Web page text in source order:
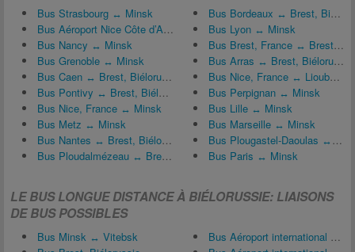
Bus Strasbourg ↔ Minsk
Bus Aéroport Nice Côte d’Azur (NCE) ↔ Minsk
Bus Nancy ↔ Minsk
Bus Grenoble ↔ Minsk
Bus Caen ↔ Brest, Biélorussie
Bus Pontivy ↔ Brest, Biélorussie
Bus Nice, France ↔ Minsk
Bus Metz ↔ Minsk
Bus Nantes ↔ Brest, Biélorussie
Bus Ploudalmézeau ↔ Brest, Biélorussie
Bus Bordeaux ↔ Brest, Biélorussie
Bus Lyon ↔ Minsk
Bus Brest, France ↔ Brest, Biélorussie
Bus Arras ↔ Brest, Biélorussie
Bus Nice, France ↔ Liouban (Biélorussie)
Bus Perpignan ↔ Minsk
Bus Lille ↔ Minsk
Bus Marseille ↔ Minsk
Bus Plougastel-Daoulas ↔ Brest, Biélorussie
Bus Paris ↔ Minsk
LE BUS LONGUE DISTANCE À BIÉLORUSSIE: LIAISONS
DE BUS POSSIBLES
Bus Minsk ↔ Vitebsk
Bus Aéroport international de Minsk (MSQ) ↔ Baryssaw